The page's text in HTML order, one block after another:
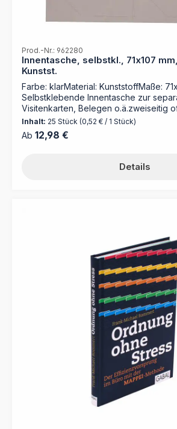
Prod.-Nr.: 962280
Innentasche, selbstkl., 71x107
Kunstst.
Farbe: klarMaterial: KunststoffMaße:
Selbstklebende Innentasche zur
Visitenkarten, Belegen o.ä.zweiseitig
Verpackungseinheit = 25 Stück
Inhalt: 25 Stück (0,52 € / 1 Stück)
Regulärer Preis:
Ab 12,98 €
Details